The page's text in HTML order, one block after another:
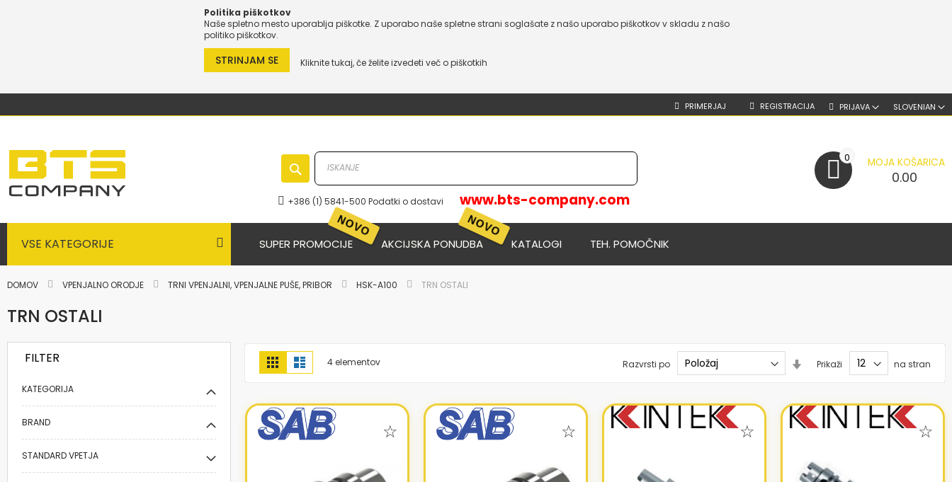
Politika piškotkov
Naše spletno mesto uporablja piškotke. Z uporabo naše spletne strani soglašate z našo uporabo piškotkov v skladu z našo
politiko piškotkov.
Kliknite tukaj, če želite izvedeti več o piškotkih
STRINJAM SE
SLOVENIAN
PRIMERJAJ PRIJAVA
REGISTRACIJA
+386 (1) 5841-500 Podatki o dostavi www.bts-company.com
MOJA KOŠARICA
0.00
0
VSE KATEGORIJE
NOVO
SUPER PROMOCIJE
NOVO
AKCIJSKA PONUDBA KATALOGI TEH. POMOČNIK
DOMOV VPENJALNO ORODJE TRNI VPENJALNI, VPENJALNE PUŠE, PRIBOR HSK-A100 TRN OSTALI
TRN OSTALI
Prikaži
kot
MrežaSeznam
4elementov Prikaži na stran
Razvrsti po
Nastavi
FILTER
KATEGORIJA
BRAND
STANDARD VPETJA